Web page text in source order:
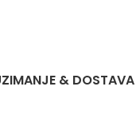
& DOSTAVA